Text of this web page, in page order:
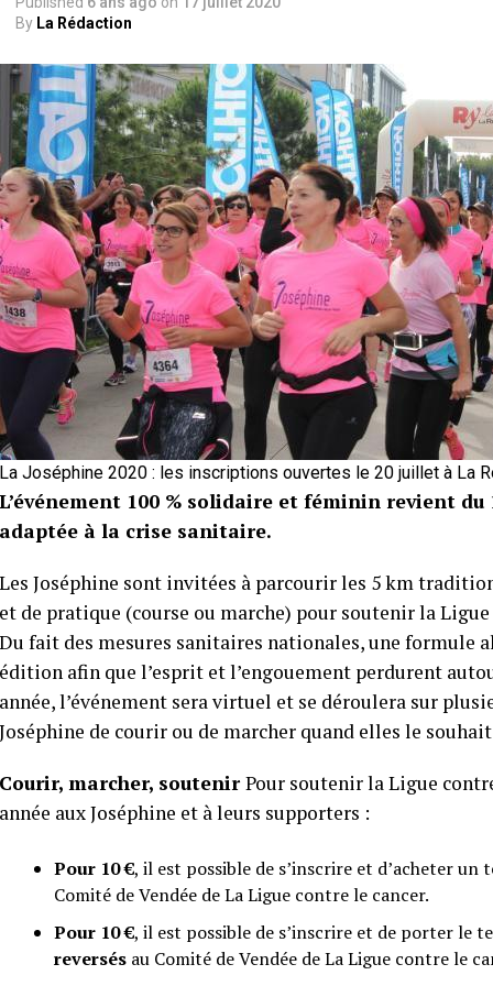
By La Rédaction
La Joséphine 2020 : les inscriptions ouvertes le 20 juillet à La
L’événement 100 % solidaire et féminin revient du
adaptée à la crise sanitaire.
Les Joséphine sont invitées à parcourir les 5 km
et de pratique (course ou marche) pour soutenir la
Du fait des mesures sanitaires nationales, une formule
édition afin que l’esprit et l’engouement perdurent
année, l’événement sera virtuel et se déroulera sur
Joséphine de courir ou de marcher quand elles le
Courir, marcher, soutenirPour soutenir la Ligue
année aux Joséphine et à leurs supporters :
Pour 10 €, il est possible de s’inscrire et d’acheter
Comité de Vendée de La Ligue contre le cancer.
Pour 10 €, il est possible de s’inscrire et de porter le
reversés au Comité de Vendée de La Ligue contre le